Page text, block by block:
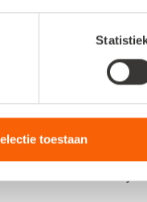
toestaan
Probeer je dit
nu verplicht
Zo weet